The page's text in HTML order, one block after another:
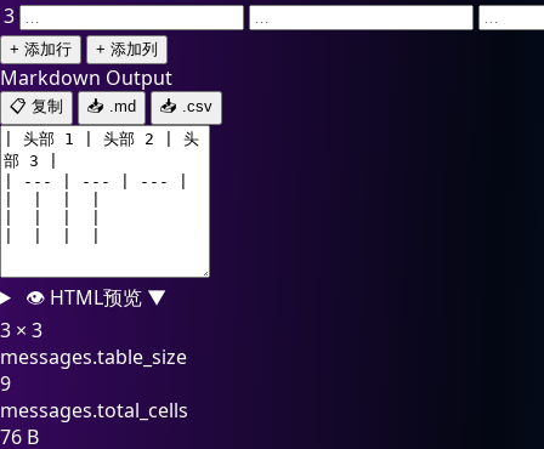
3
+ 添加行 + 添加列
Markdown Output
📋 复制 📥 .md 📥 .csv
👁️ HTML预览 ▼
3 × 3
messages.table_size
9
messages.total_cells
76 B